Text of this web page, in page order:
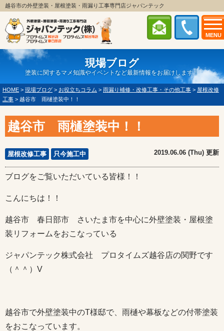
MENU
越谷市の外壁塗装・屋根塗装・雨漏り工事専門店ジャパンテック
現場ブログ
塗装に関するマメ知識やイベントなど最新情報をお届けします！
HOME > 現場ブログ > お役立ちコラム > 雨漏り補修・改修工事・その他工事 > 屋根改修
工事 > 越谷市 雨樋塗装中！！
越谷市 雨樋塗装中！！
屋根改修工事 只今施工中 2019.06.06 (Thu) 更新
ブログをご覧いただいている皆様！！
こんにちは！！
越谷市 春日部市 さいたま市を中心に外壁塗装・屋根塗
装リフォームをおこなっている
ジャパンテック株式会社 プロタイムズ越谷店の関野です
（＾＾）V
越谷市で外壁塗装中のT様邸で、雨樋や幕板などの付帯塗装
をおこなっています。